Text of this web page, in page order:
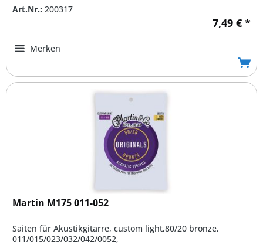
Art.Nr.: 200317
7,49 € *
Merken
Martin M175 011-052
Saiten für Akustikgitarre, custom light,80/20 bronze,
011/015/023/032/042/0052,